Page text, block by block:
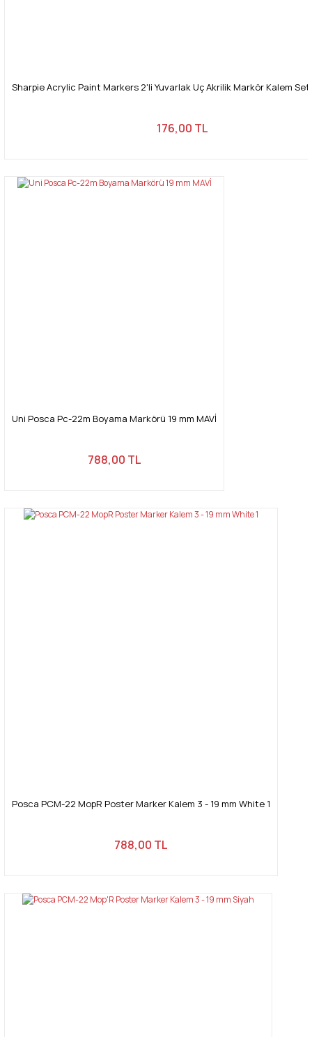
Sharpie Acrylic Paint Markers 2'li Yuvarlak Uç Akrilik Markör Kalem Seti
176,00 TL
Uni Posca Pc-22m Boyama Markörü 19 mm MAVİ
788,00 TL
Posca PCM-22 MopR Poster Marker Kalem 3 - 19 mm White 1
788,00 TL